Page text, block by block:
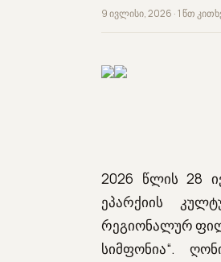
9 ივლისი, 2026 · 1 წთ
2026 წლის 28
ეპარქიის
რეგიონალურ
სიმფონია“.